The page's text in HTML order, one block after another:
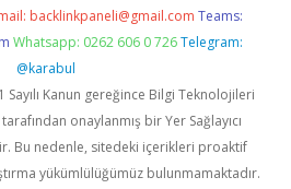
backlinkpaneli@gmail.com Teams:
Whatsapp: 0262 606 0 726 Telegram:
@karabul
Sayılı Kanun gereğince Bilgi Teknolojileri
onaylanmış bir Yer Sağlayıcı
Bu nedenle, sitedeki içerikleri proaktif
yükümlülüğümüz bulunmamaktadır.